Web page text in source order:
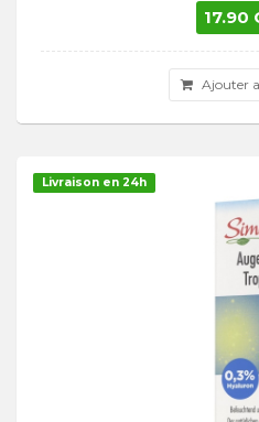
17.90
Ajouter
Livraison en 24h